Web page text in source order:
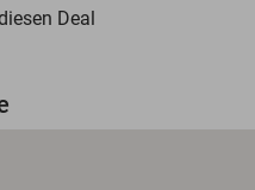
Deal